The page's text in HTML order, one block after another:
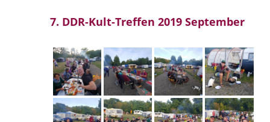
7. DDR-Kult-Treffen 2019 September